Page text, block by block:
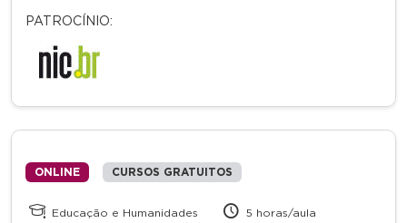
PATROCÍNIO:
ONLINE CURSOS GRATUITOS
Educação e Humanidades 5 horas/aula